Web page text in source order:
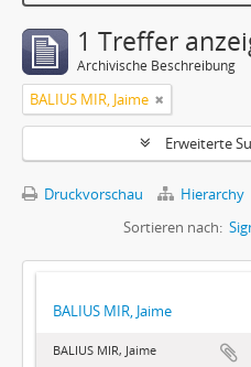
1 Treffer
Archivische Beschreibung
BALIUS MIR, Jaime
Erweiterte
Druckvorschau Hierarchy
Sortieren nach:
BALIUS MIR, Jaime
BALIUS MIR, Jaime